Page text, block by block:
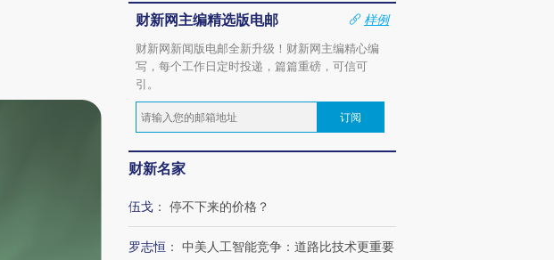
财新网主编精选版电邮
样例
财新网新闻版电邮全新升级！财新网主编精心编
写，每个工作日定时投递，篇篇重磅，可信可
引。
订阅
财新名家
伍戈 ： 停不下来的价格？
罗志恒 ： 中美人工智能竞争：道路比技术更重要